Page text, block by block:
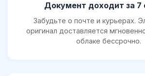
Документ доходит за 7
Забудьте о почте и курьерах.
оригинал доставляется
облаке бессрочно.